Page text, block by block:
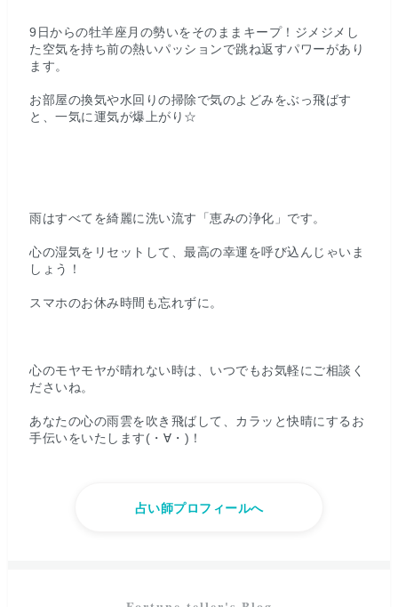
9日からの牡羊座月の勢いをそのままキープ！ジメジメし
た空気を持ち前の熱いパッションで跳ね返すパワーがあり
ます。
お部屋の換気や水回りの掃除で気のよどみをぶっ飛ばす
と、一気に運気が爆上がり☆
雨はすべてを綺麗に洗い流す「恵みの浄化」です。
心の湿気をリセットして、最高の幸運を呼び込んじゃいま
しょう！
スマホのお休み時間も忘れずに。
心のモヤモヤが晴れない時は、いつでもお気軽にご相談く
ださいね。
あなたの心の雨雲を吹き飛ばして、カラッと快晴にするお
手伝いをいたします(・∀・)！
占い師プロフィールへ